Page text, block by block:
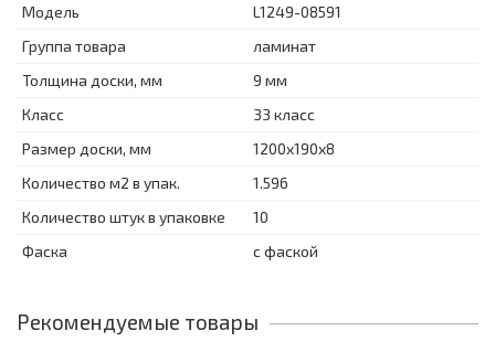
Модель
L1249-08591
Группа товара
ламинат
Толщина доски, мм
9 мм
Класс
33 класс
Размер доски, мм
1200x190x8
Количество м2 в упак.
1.596
Количество штук в упаковке
10
Фаска
с фаской
Рекомендуемые товары